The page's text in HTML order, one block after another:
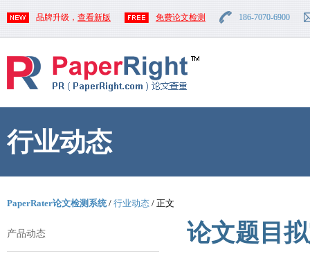
品牌升级， 查看新版 免费论文检测 186-7070-6900
行业动态
PaperRater论文检测系统/ 行业动态 / 正文
产品动态 论文题目